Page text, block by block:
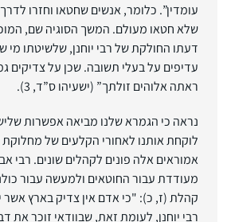
עומדין”. כלומר, אנשים שחטאו וחזרו
שלא חטאו מעולם. המשך הסוגיה שם,
דעתו החולקת של רבי יוחנן, שלשיטתו מי
עדיפים על בעלי תשובה. שכן על צדיקים
ראתה אלוהים זולתך” (ישעיהו ס”ד, 3).
נראה כי הגמרא שלנו מביאה אפשרות
לוקחת אותנו לאחורי הקלעים של מחלוקת
אמוראים אלה פונים לקהלים שונים. רבי
מעודדת עבור החוטאים ולמעשה עבור
קהלת (ז, כ): "כי אדם אין צדיק בארץ אשר
רבי יוחנן, לעומת זאת, שבוודאי זוכר את